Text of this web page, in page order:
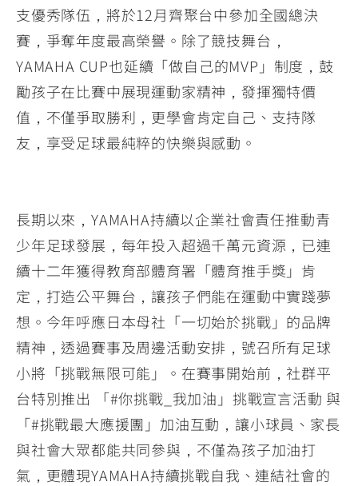
支優秀隊伍，將於12月齊聚台中參加全國總決
賽，爭奪年度最高榮譽。除了競技舞台，
YAMAHA CUP也延續「做自己的MVP」制度，鼓
勵孩子在比賽中展現運動家精神，發揮獨特價
值，不僅爭取勝利，更學會肯定自己、支持隊
友，享受足球最純粹的快樂與感動。
長期以來，YAMAHA持續以企業社會責任推動青
少年足球發展，每年投入超過千萬元資源，已連
續十二年獲得教育部體育署「體育推手獎」肯
定，打造公平舞台，讓孩子們能在運動中實踐夢
想。今年呼應日本母社「一切始於挑戰」的品牌
精神，透過賽事及周邊活動安排，號召所有足球
小將「挑戰無限可能」。在賽事開始前，社群平
台特別推出 「#你挑戰_我加油」挑戰宣言活動 與
「#挑戰最大應援團」加油互動，讓小球員、家長
與社會大眾都能共同參與，不僅為孩子加油打
氣，更體現YAMAHA持續挑戰自我、連結社會的